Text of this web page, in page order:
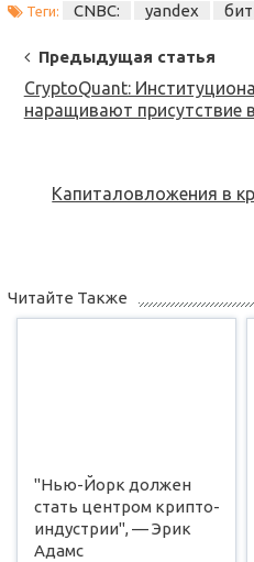
Теги: CNBC: yandex
Post
Navigation
Предыдущая статья
CryptoQuant:
наращивают присутствие
Капиталовложения в
Читайте Также
"Нью-Йорк должен
стать центром крипто-
индустрии", — Эрик
Адамс